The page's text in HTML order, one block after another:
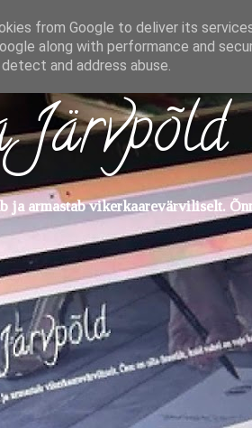
ja armastab vikerkaarevärviliselt.
from Google to deliver its
along with performance and
and address abuse.